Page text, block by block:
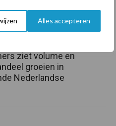
Alles accepteren
ziet volume en
groeien in
Nederlandse